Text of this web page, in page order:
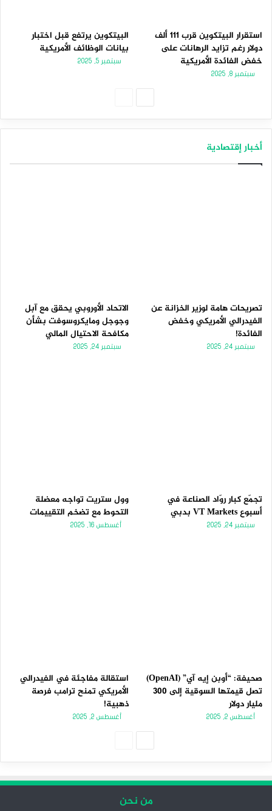
استقرار البيتكوين قرب 111 ألف
دولار رغم تزايد الرهانات على
خفض الفائدة الأمريكية
سبتمبر 8, 2025
البيتكوين يرتفع قبل اختبار
بيانات الوظائف الأمريكية
سبتمبر 5, 2025
أخبار إقتصادية
تصريحات هامة لوزير الخزانة عن
الفيدرالي الأمريكي وخفض
الفائدة!
سبتمبر 24, 2025
الاتحاد الأوروبي يحقق مع آبل
وجوجل ومايكروسوفت بشأن
مكافحة الاحتيال المالي
سبتمبر 24, 2025
تجمّع كبار روّاد الصناعة في
أسبوع VT Markets بدبي
سبتمبر 24, 2025
وول ستريت تواجه معضلة
التحوط مع تضخم التقييمات
أغسطس 16, 2025
صحيفة: “أوبن إيه آي” (OpenAI)
تصل قيمتها السوقية إلى 300
مليار دولار
أغسطس 2, 2025
استقالة مفاجئة في الفيدرالي
الأمريكي تمنح ترامب فرصة
ذهبية!
أغسطس 2, 2025
من نحن